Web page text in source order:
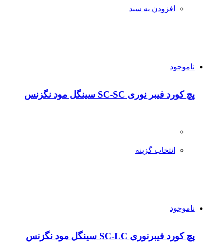
افزودن به سبد
ناموجود
پچ کورد فیبر نوری SC-SC سینگل مود نگزنس
انتخاب گزینه
ناموجود
پچ کورد فیبرنوری SC-LC سینگل مود نگزنس